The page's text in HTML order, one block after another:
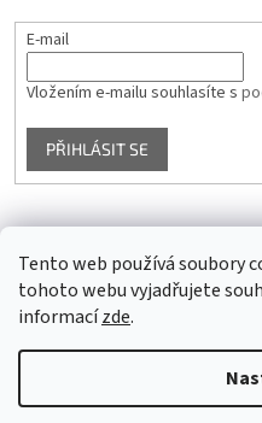
Tento web používá soubory
tohoto webu vyjadřujete
informacízde.
E-mail
Vložením e-mailu souhlasíte s
PŘIHLÁSIT SE